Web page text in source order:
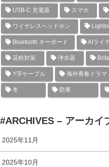
USB-C 充電器 スマホ
ワイヤレスヘッドホン
Bluetooth キーボード AIライ
花粉対策 浄水器 Brita
Y字ケーブル 海外青春ドラマ
冬 防寒
#ARCHIVES – アーカイ
2025年11月
2025年10月